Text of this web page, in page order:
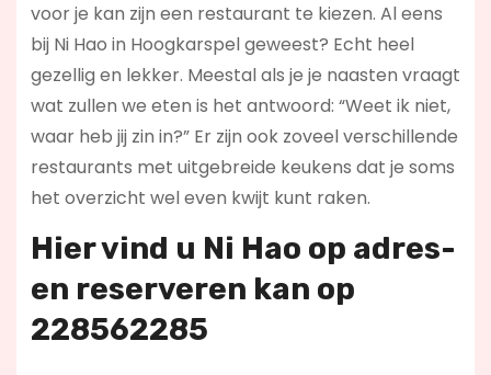
voor je kan zijn een restaurant te kiezen. Al eens
bij Ni Hao in Hoogkarspel geweest? Echt heel
gezellig en lekker. Meestal als je je naasten vraagt
wat zullen we eten is het antwoord: “Weet ik niet,
waar heb jij zin in?” Er zijn ook zoveel verschillende
restaurants met uitgebreide keukens dat je soms
het overzicht wel even kwijt kunt raken.
Hier vind u Ni Hao op adres-
en reserveren kan op
228562285